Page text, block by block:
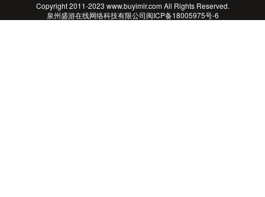
Copyright 2011-2023 www.buyimir.com All Rights Reserved.
泉州盛游在线网络科技有限公司闽ICP备18005975号-6